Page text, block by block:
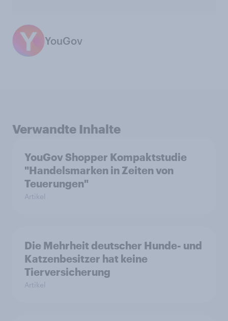
YouGov
Verwandte Inhalte
YouGov Shopper Kompaktstudie
"Handelsmarken in Zeiten von
Teuerungen"
Artikel
Die Mehrheit deutscher Hunde- und
Katzenbesitzer hat keine
Tierversicherung
Artikel